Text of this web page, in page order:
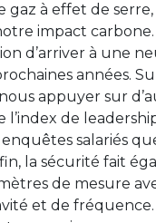
gaz à effet de
impact carbone.
d’arriver à une
années.
appuyer sur
de
salariés
la sécurité fait
de mesure
et de fréquence.